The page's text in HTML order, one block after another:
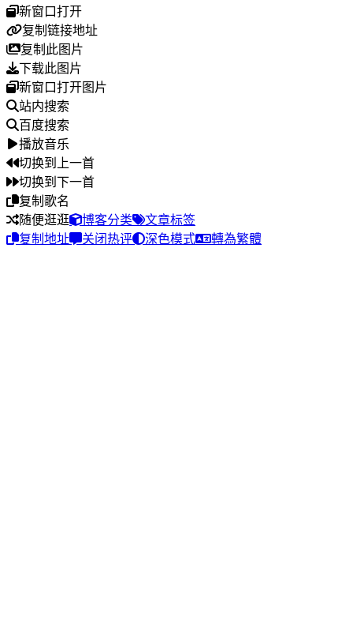
新窗口打开
复制链接地址
复制此图片
下载此图片
新窗口打开图片
站内搜索
百度搜索
播放音乐
切换到上一首
切换到下一首
复制歌名
随便逛逛
博客分类
文章标签
复制地址
关闭热评 深色模式 轉為繁體